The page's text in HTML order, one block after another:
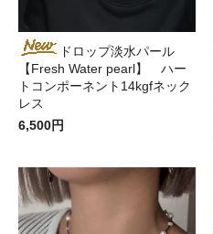
ドロップ淡水パール
【Fresh Water pearl】 ハー
トコンポーネント14kgfネック
レス
6,500円